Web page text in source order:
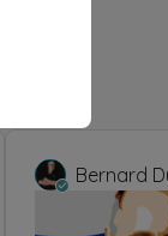
Bernard